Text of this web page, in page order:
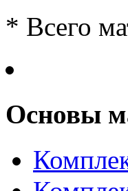
* Всего
Основы